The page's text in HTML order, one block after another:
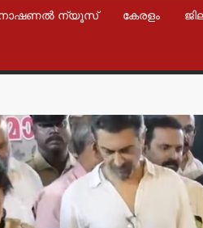
ന്യൂസ് കേരളം